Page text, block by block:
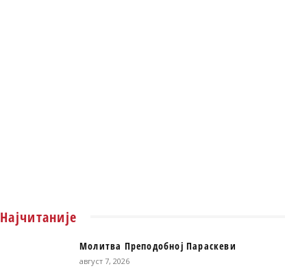
Најчитаније
Молитва Преподобној Параскеви
август 7, 2026